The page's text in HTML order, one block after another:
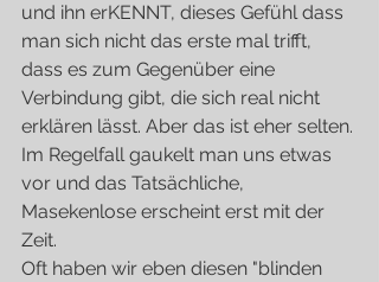
und ihn erKENNT, dieses Gefühl dass
man sich nicht das erste mal trifft,
dass es zum Gegenüber eine
Verbindung gibt, die sich real nicht
erklären lässt. Aber das ist eher selten.
Im Regelfall gaukelt man uns etwas
vor und das Tatsächliche,
Masekenlose erscheint erst mit der
Zeit.
Oft haben wir eben diesen "blinden